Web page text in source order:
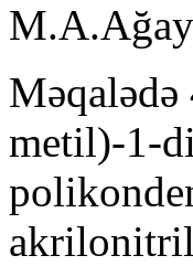
metil)-1-
akrilonitril